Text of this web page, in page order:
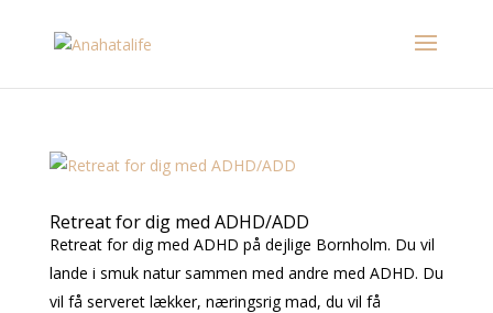
Retreat for dig med ADHD/ADD
Retreat for dig med ADHD på dejlige Bornholm. Du vil
lande i smuk natur sammen med andre med ADHD. Du
vil få serveret lækker, næringsrig mad, du vil få